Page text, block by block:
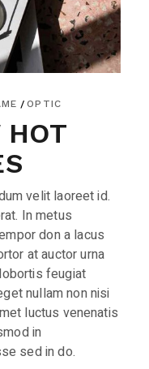
OPTIC
HOT
velit laoreet id.
In metus
don a lacus
at auctor urna
feugiat
nullam non nisi
luctus venenatis
in
sed in do.